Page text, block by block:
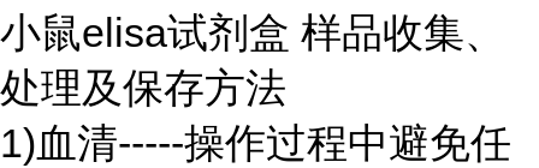
小鼠elisa试剂盒 样品收集、
处理及保存方法
1)血清-----操作过程中避免任